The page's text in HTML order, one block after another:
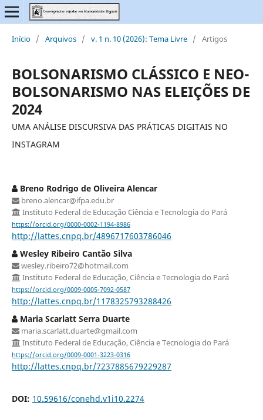
Início / Arquivos / v. 1 n. 10 (2026): Tema Livre / Artigos
BOLSONARISMO CLÁSSICO E NEO-
BOLSONARISMO NAS ELEIÇÕES DE
2024
UMA ANÁLISE DISCURSIVA DAS PRÁTICAS DIGITAIS NO
INSTAGRAM
Breno Rodrigo de Oliveira Alencar
breno.alencar@ifpa.edu.br
Instituto Federal de Educação Ciência e Tecnologia do Pará
https://orcid.org/0000-0002-1194-8986
http://lattes.cnpq.br/4896717603786046
Wesley Ribeiro Cantão Silva
wesley.ribeiro72@hotmail.com
Instituto Federal de Educação, Ciência e Tecnologia do Pará
https://orcid.org/0009-0005-7092-0587
http://lattes.cnpq.br/1178325793288426
Maria Scarlatt Serra Duarte
maria.scarlatt.duarte@gmail.com
Instituto Federal de Educação, Ciência e Tecnologia do Pará
https://orcid.org/0009-0001-3223-0316
http://lattes.cnpq.br/7237885679229287
DOI: 10.59616/conehd.v1i10.2274